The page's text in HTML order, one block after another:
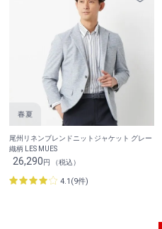
尾州リネンブレンドニットジャケット グレー
織柄 LES MUES
26,290円 （税込）
4.1(9件)